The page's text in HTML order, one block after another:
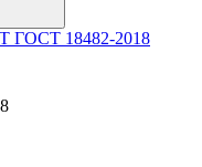
ГОСТ 18482-2018